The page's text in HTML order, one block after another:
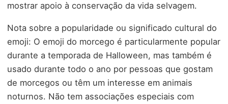
mostrar apoio à conservação da vida selvagem.
Nota sobre a popularidade ou significado cultural do
emoji: O emoji do morcego é particularmente popular
durante a temporada de Halloween, mas também é
usado durante todo o ano por pessoas que gostam
de morcegos ou têm um interesse em animais
noturnos. Não tem associações especiais com